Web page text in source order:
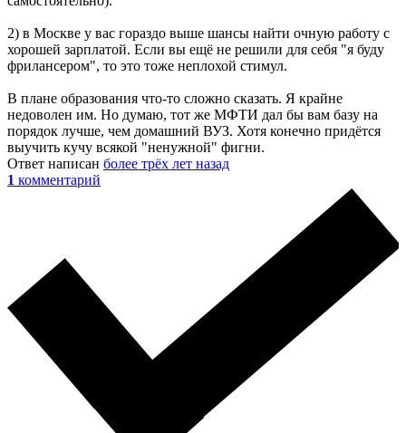
2) в Москве у вас гораздо выше шансы найти очную работу с
хорошей зарплатой. Если вы ещё не решили для себя "я буду
фрилансером", то это тоже неплохой стимул.
В плане образования что-то сложно сказать. Я крайне
недоволен им. Но думаю, тот же МФТИ дал бы вам базу на
порядок лучше, чем домашний ВУЗ. Хотя конечно придётся
выучить кучу всякой "ненужной" фигни.
Ответ написан более трёх лет назад
1 комментарий